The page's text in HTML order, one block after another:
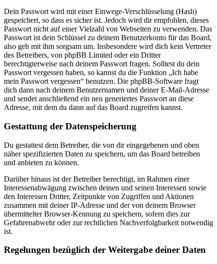
Dein Passwort wird mit einer Einwege-Verschlüsselung (Hash)
gespeichert, so dass es sicher ist. Jedoch wird dir empfohlen, dieses
Passwort nicht auf einer Vielzahl von Webseiten zu verwenden. Das
Passwort ist dein Schlüssel zu deinem Benutzerkonto für das Board,
also geh mit ihm sorgsam um. Insbesondere wird dich kein Vertreter
des Betreibers, von phpBB Limited oder ein Dritter
berechtigterweise nach deinem Passwort fragen. Solltest du dein
Passwort vergessen haben, so kannst du die Funktion „Ich habe
mein Passwort vergessen“ benutzen. Die phpBB-Software fragt
dich dann nach deinem Benutzernamen und deiner E-Mail-Adresse
und sendet anschließend ein neu generiertes Passwort an diese
Adresse, mit dem du dann auf das Board zugreifen kannst.
Gestattung der Datenspeicherung
Du gestattest dem Betreiber, die von dir eingegebenen und oben
näher spezifizierten Daten zu speichern, um das Board betreiben
und anbieten zu können.
Darüber hinaus ist der Betreiber berechtigt, im Rahmen einer
Interessenabwägung zwischen deinen und seinen Interessen sowie
den Interessen Dritter, Zeitpunkte von Zugriffen und Aktionen
zusammen mit deiner IP-Adresse und der von deinem Browser
übermittelter Browser-Kennung zu speichern, sofern dies zur
Gefahrenabwehr oder zur rechtlichen Nachverfolgbarkeit notwendig
ist.
Regelungen bezüglich der Weitergabe deiner Daten